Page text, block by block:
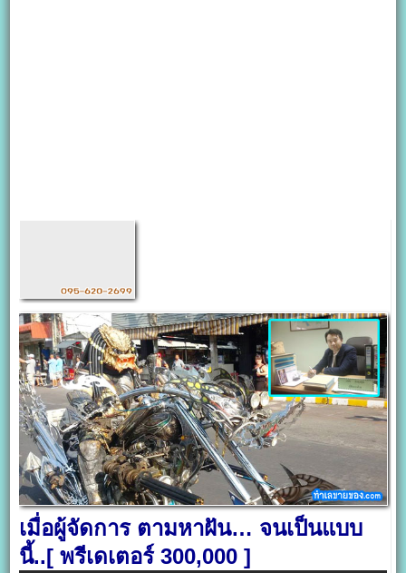
เมื่อผู้จัดการ ตามหาฝัน… จนเป็นแบบ
นี้..[ พรีเดเตอร์ 300,000 ]